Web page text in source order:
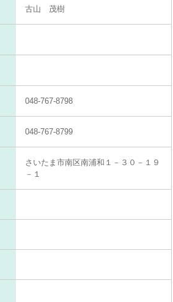
古山 茂樹
048-767-8798
048-767-8799
さいたま市南区南浦和１－３０－１９
－１